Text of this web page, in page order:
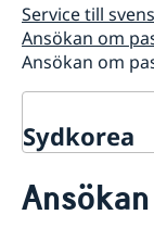
Service till
Ansökan om
Ansökan om
Sydkorea
Service till